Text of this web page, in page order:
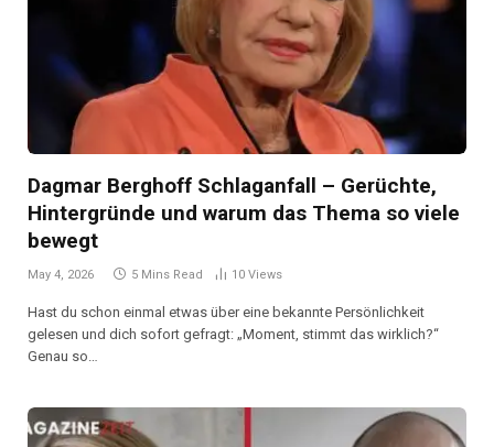
Dagmar Berghoff Schlaganfall – Gerüchte,
Hintergründe und warum das Thema so viele
bewegt
May 4, 2026 5 Mins Read 10 Views
Hast du schon einmal etwas über eine bekannte Persönlichkeit
gelesen und dich sofort gefragt: „Moment, stimmt das wirklich?“
Genau so…